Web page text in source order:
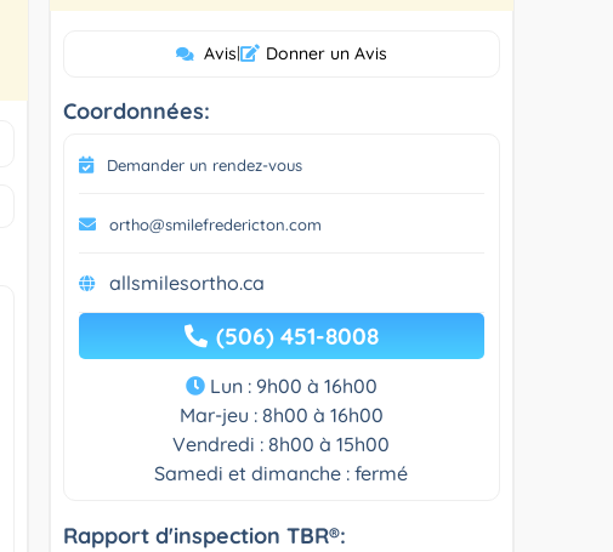
Avis| Donner un Avis
Coordonnées:
Demander un rendez-vous
ortho@smilefredericton.com
allsmilesortho.ca
(506) 451-8008
Lun : 9h00 à 16h00
Mar-jeu : 8h00 à 16h00
Vendredi : 8h00 à 15h00
Samedi et dimanche : fermé
Rapport d'inspection TBR®: